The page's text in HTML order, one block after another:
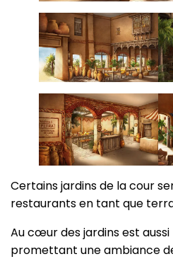
Certains jardins de la cour
restaurants en tant que
Au cœur des jardins est
promettant une ambiance